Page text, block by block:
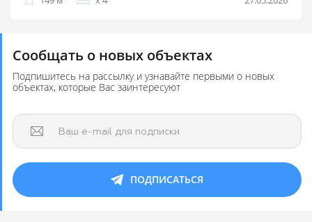
Сообщать о новых объектах
Подпишитесь на рассылку и узнавайте первыми о новых
объектах, которые Вас заинтересуют
Ваш e-mail для подписки
ПОДПИСАТЬСЯ